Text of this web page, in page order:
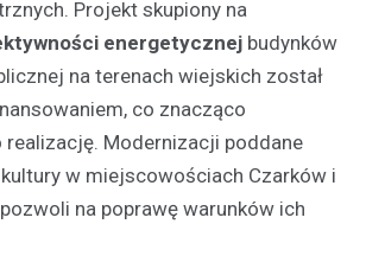
Projekt skupiony na
energetycznej budynków
na terenach wiejskich został
co znacząco
realizację. Modernizacji poddane
w miejscowościach Czarków i
na poprawę warunków ich